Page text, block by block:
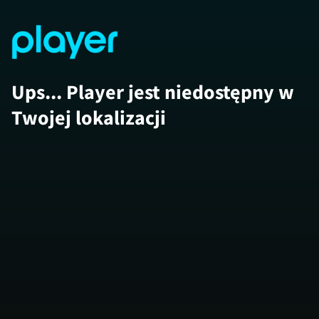
Ups... Player jest niedostępny w
Twojej lokalizacji